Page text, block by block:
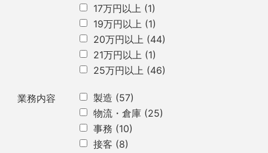
17万円以上 (1)
19万円以上 (1)
20万円以上 (44)
21万円以上 (1)
25万円以上 (46)
業務内容 製造 (57)
物流・倉庫 (25)
事務 (10)
接客 (8)